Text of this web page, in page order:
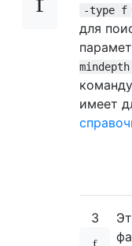
-type f
для
mindepth
имеет
3